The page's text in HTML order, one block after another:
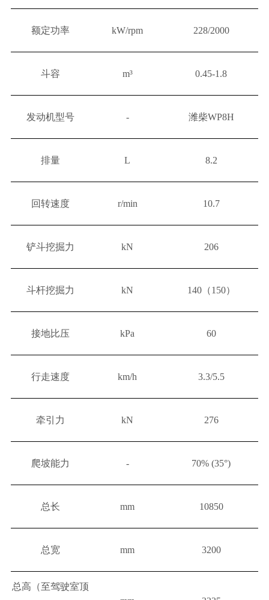
额定功率 kW/rpm 228/2000
斗容 m³ 0.45-1.8
发动机型号 - 潍柴WP8H
排量 L 8.2
回转速度 r/min 10.7
铲斗挖掘力 kN 206
斗杆挖掘力 kN 140（150）
接地比压 kPa 60
行走速度 km/h 3.3/5.5
牵引力 kN 276
爬坡能力 - 70% (35°)
总长 mm 10850
总宽 mm 3200
总高（至驾驶室顶